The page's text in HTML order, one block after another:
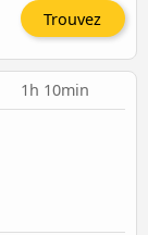
Trouvez
1h 10min